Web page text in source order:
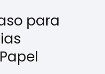
para